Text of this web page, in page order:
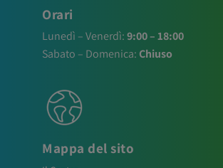
Orari
Lunedì – Venerdì:9:00 – 18:00
Sabato – Domenica: Chiuso
Mappa del sito